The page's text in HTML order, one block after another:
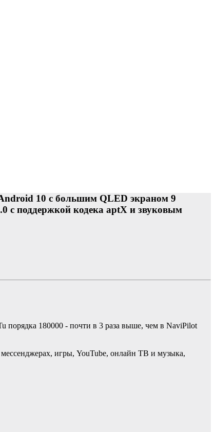
10 с большим QLED экраном 9
с поддержкой кодека aptX и звуковым
порядка 180000 - почти в 3 раза выше, чем в NaviPilot
мессенджерах, игры, YouTube, онлайн ТВ и музыка,